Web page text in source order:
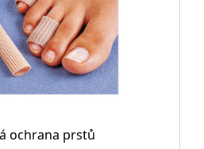
ochrana prstů